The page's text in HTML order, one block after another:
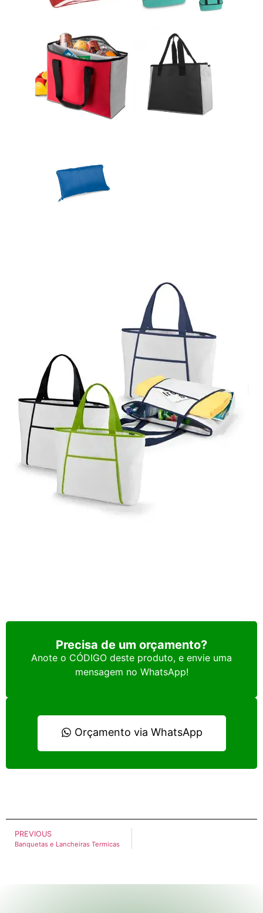
Precisa de um orçamento?
Anote o CÓDIGO deste produto, e envie uma
mensagem no WhatsApp!
Orçamento via WhatsApp
PREVIOUS
Banquetas e Lancheiras Termicas